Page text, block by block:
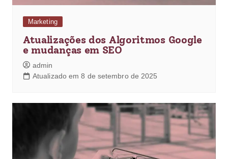
Marketing
Atualizações dos Algoritmos Google
e mudanças em SEO
admin
Atualizado em 8 de setembro de 2025